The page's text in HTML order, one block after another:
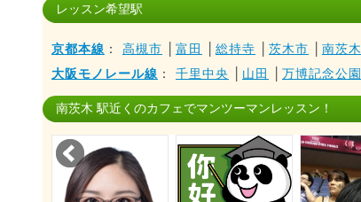
レッスン希望駅
京都本線 ： 高槻市 富田 総持寺 茨木市 南茨木
大阪モノレール線 ： 千里中央 山田 万博記念公園
南茨木 駅近くのカフェでマンツーマンレッスン！
Prev